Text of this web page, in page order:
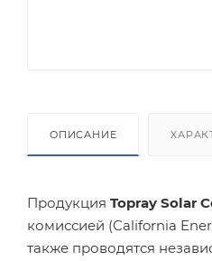
ОПИСАНИЕ
Продукция Topray Solar
комиссией (California
также проводятся